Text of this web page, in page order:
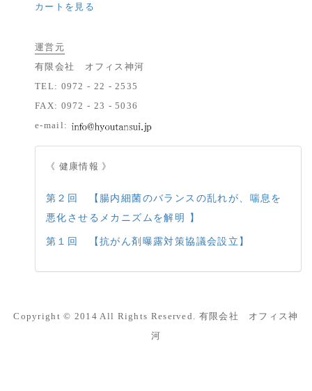
カートを見る
運営元
有限会社 オフィス神河
TEL: 0972 - 22 - 2535
FAX: 0972 - 23 - 5036
e-mail:
《 健康情報 》
第２回 【腸内細菌のバランスの乱れが、喘息を
悪化させるメカニズムを解明 】
第１回 【抗がん剤曝露対策協議会設立】
Copyright © 2014 All Rights Reserved. 有限会社 オフィス神
河